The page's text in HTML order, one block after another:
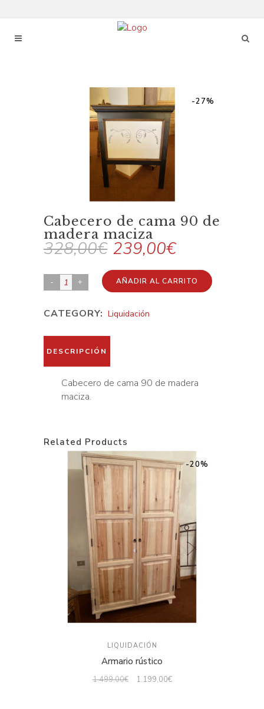
-27%
Cabecero de cama 90 de
madera maciza
328,00€ 239,00€
Cabecero
cama
de
madera
maciza
quantity
AÑADIR AL CARRITO
CATEGORY: Liquidación
DESCRIPCIÓN
Cabecero de cama 90 de madera
maciza.
Related Products
-20%
LIQUIDACIÓN
Armario rústico
1.499,00€ 1.199,00€